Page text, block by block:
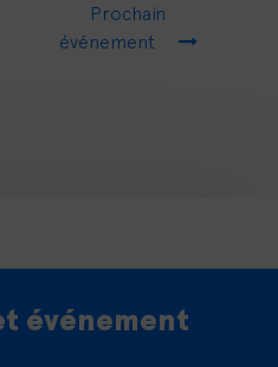
Prochain
événement
événement